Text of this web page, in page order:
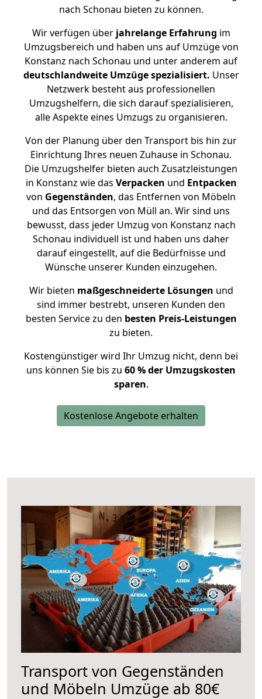
nach Schonau bieten zu können.
Wir verfügen überjahrelange Erfahrung im
Umzugsbereich und haben uns auf Umzüge von
Konstanz nach Schonau und unter anderem auf
deutschlandweite Umzüge spezialisiert. Unser
Netzwerk besteht aus professionellen
Umzugshelfern, die sich darauf spezialisieren,
alle Aspekte eines Umzugs zu organisieren.
Von der Planung über den Transport bis hin zur
Einrichtung Ihres neuen Zuhause in Schonau.
Die Umzugshelfer bieten auch Zusatzleistungen
in Konstanz wie das Verpacken und Entpacken
von Gegenständen, das Entfernen von Möbeln
und das Entsorgen von Müll an. Wir sind uns
bewusst, dass jeder Umzug von Konstanz nach
Schonau individuell ist und haben uns daher
darauf eingestellt, auf die Bedürfnisse und
Wünsche unserer Kunden einzugehen.
Wir bieten maßgeschneiderte Lösungen und
sind immer bestrebt, unseren Kunden den
besten Service zu den besten Preis-Leistungen
zu bieten.
Kostengünstiger wird Ihr Umzug nicht, denn bei
uns können Sie bis zu 60 % der Umzugskosten
sparen.
Kostenlose Angebote erhalten
Transport von Gegenständen
und Möbeln Umzüge ab 80€